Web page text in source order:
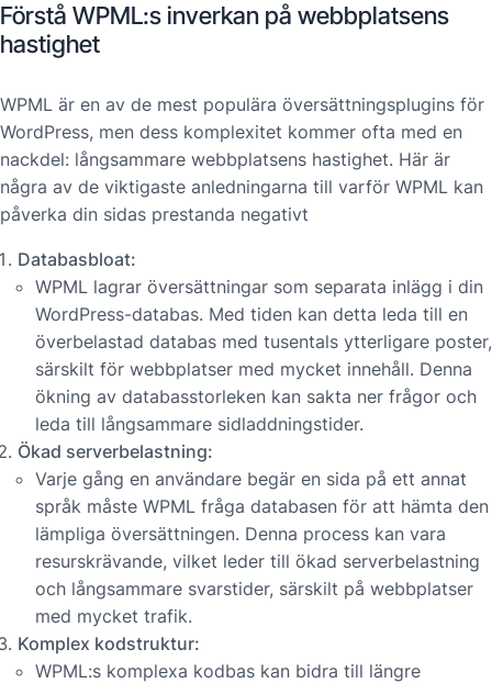
Förstå WPML:s inverkan på webbplatsens
hastighet
WPML är en av de mest populära översättningsplugins för
WordPress, men dess komplexitet kommer ofta med en
nackdel: långsammare webbplatsens hastighet. Här är
några av de viktigaste anledningarna till varför WPML kan
påverka din sidas prestanda negativt
Databasbloat:
WPML lagrar översättningar som separata inlägg i din
WordPress-databas. Med tiden kan detta leda till en
överbelastad databas med tusentals ytterligare poster,
särskilt för webbplatser med mycket innehåll. Denna
ökning av databasstorleken kan sakta ner frågor och
leda till långsammare sidladdningstider.
Ökad serverbelastning:
Varje gång en användare begär en sida på ett annat
språk måste WPML fråga databasen för att hämta den
lämpliga översättningen. Denna process kan vara
resurskrävande, vilket leder till ökad serverbelastning
och långsammare svarstider, särskilt på webbplatser
med mycket trafik.
Komplex kodstruktur:
WPML:s komplexa kodbas kan bidra till längre